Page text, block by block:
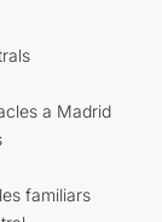
a Madrid
familiars